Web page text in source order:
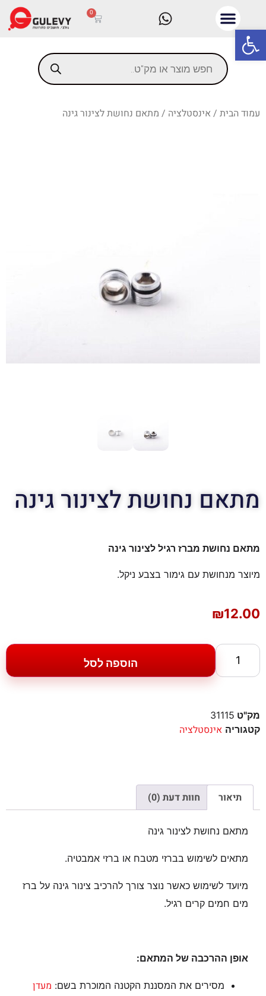
פתח סרגל נגישות
0
עמוד הבית / אינסטלציה / מתאם נחושת לצינור גינה
מתאם נחושת לצינור גינה
מתאם נחושת מברז רגיל לצינור גינה
מיוצר מנחושת עם גימור בצבע ניקל.
₪12.00
הוספה לסל
מק"ט 31115
קטגוריה אינסטלציה
תיאור חוות דעת (0)
מתאם נחושת לצינור גינה
מתאים לשימוש בברזי מטבח או ברזי אמבטיה.
מיועד לשימוש כאשר נוצר צורך להרכיב צינור גינה על ברז
מים חמים קרים רגיל.
אופן ההרכבה של המתאם:
מסירים את המסננת הקטנה המוכרת בשם: מעדן